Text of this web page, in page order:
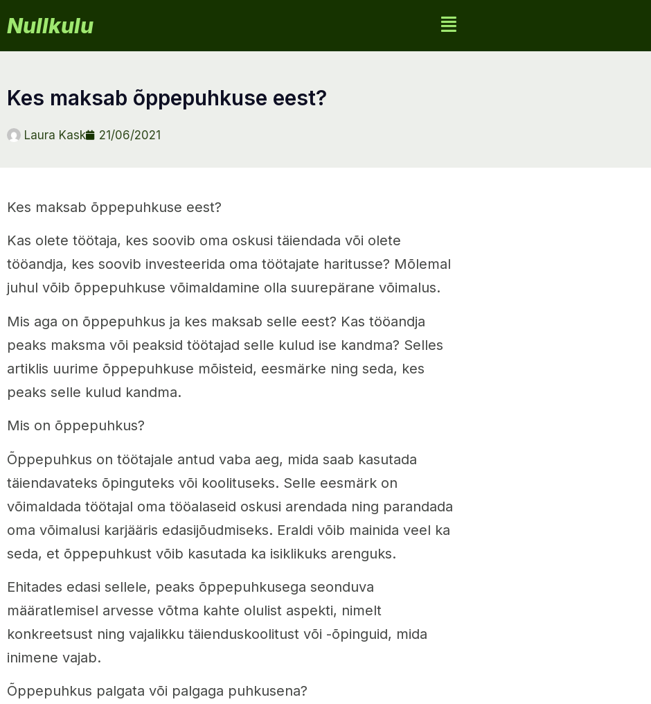
Nullkulu
kes maksab õppepuhkuse eest?
Laura Kask 21/06/2021
Kes maksab õppepuhkuse eest?
Kas olete töötaja, kes soovib oma oskusi täiendada või olete
tööandja, kes soovib investeerida oma töötajate haritusse? Mõlemal
juhul võib õppepuhkuse võimaldamine olla suurepärane võimalus.
Mis aga on õppepuhkus ja kes maksab selle eest? Kas tööandja
peaks maksma või peaksid töötajad selle kulud ise kandma? Selles
artiklis uurime õppepuhkuse mõisteid, eesmärke ning seda, kes
peaks selle kulud kandma.
Mis on õppepuhkus?
Õppepuhkus on töötajale antud vaba aeg, mida saab kasutada
täiendavateks õpinguteks või koolituseks. Selle eesmärk on
võimaldada töötajal oma tööalaseid oskusi arendada ning parandada
oma võimalusi karjääris edasijõudmiseks. Eraldi võib mainida veel ka
seda, et õppepuhkust võib kasutada ka isiklikuks arenguks.
Ehitades edasi sellele, peaks õppepuhkusega seonduva
määratlemisel arvesse võtma kahte olulist aspekti, nimelt
konkreetsust ning vajalikku täienduskoolitust või -õpinguid, mida
inimene vajab.
Õppepuhkus palgata või palgaga puhkusena?